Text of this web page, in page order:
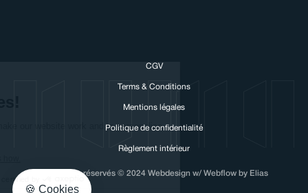
CGV
Terms & Conditions
Mentions légales
Politique de confidentialité
Règlement intérieur
Tous droits réservés © 2024 Webdesign w/ Webflow by Elias
We love cookies!
We need to use cookies to make our
Consents certified by
🍪 Cookies